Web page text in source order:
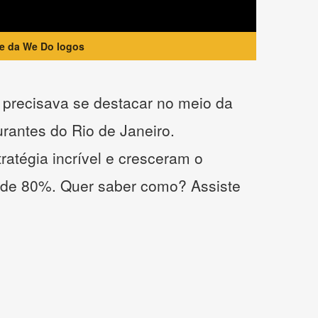
da We Do logos
se destacar no meio da
do Rio de Janeiro.
incrível e cresceram o
80%. Quer saber como? Assiste